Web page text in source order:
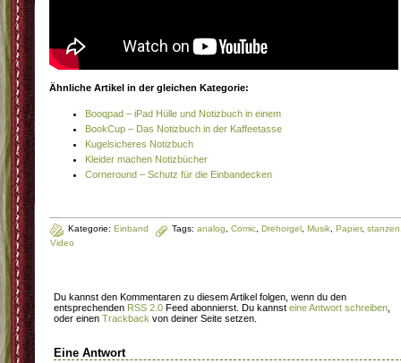
Ähnliche Artikel in der gleichen Kategorie:
Booqpad – iPad Hülle und Notizbuch in einem
BookCup – Das Notizbuch in der Kaffeetasse
Kugelsicheres Notizbuch
Kleider machen Notizbücher
Corneround – Schutz für die Einbandecken
Kategorie: Einband Tags: analog Comic Drehorgel Musik Papier, stanzen
Video
Du kannst den Kommentaren zu diesem Artikel folgen, wenn du den
entsprechenden RSS 2.0 Feed abonnierst. Du kannst eine Antwort schreiben
oder einen Trackback von deiner Seite setzen.
Eine Antwort